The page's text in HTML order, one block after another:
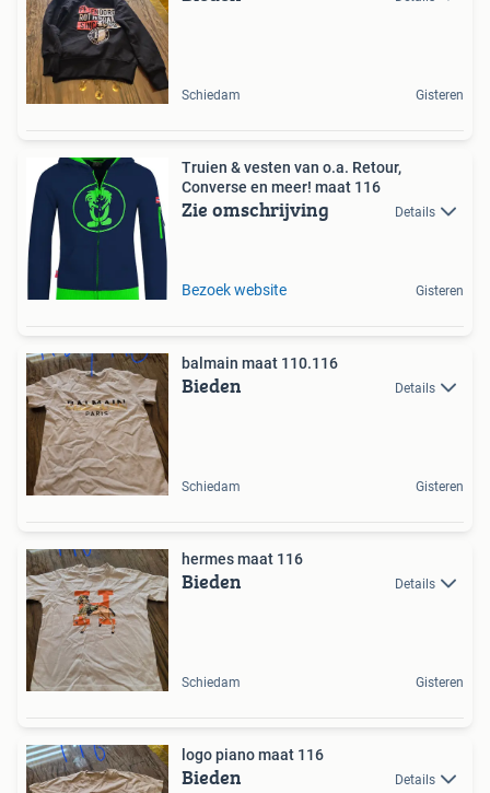
Schiedam Gisteren
Truien & vesten van o.a. Retour,
Converse en meer! maat 116
Zie omschrijving Details
Bezoek website Gisteren
balmain maat 110.116
Bieden Details
Schiedam Gisteren
hermes maat 116
Bieden Details
Schiedam Gisteren
logo piano maat 116
Bieden Details